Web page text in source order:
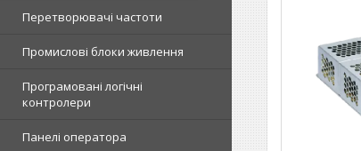
Перетворювачі частоти
Промислові блоки живлення
Програмовані логічні
контролери
Панелі оператора